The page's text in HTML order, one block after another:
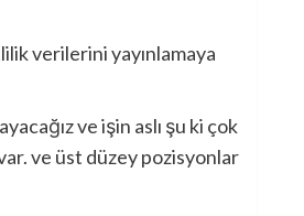
verilerini yayınlamaya
ve işin aslı şu ki çok
ve üst düzey pozisyonlar